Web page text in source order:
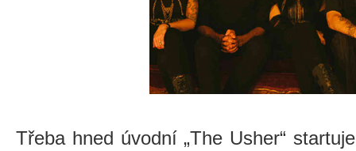
Třeba hned úvodní „The Usher“